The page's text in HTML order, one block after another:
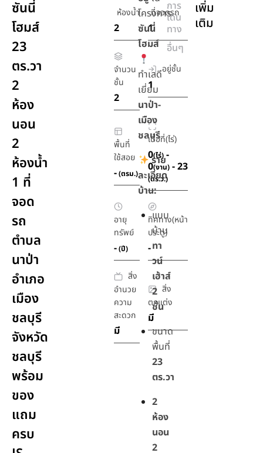
ซันนี่
โฮมส์
23
ตร.วา
2
ห้อง
นอน
2
ห้องน้ำ
1 ที่
จอด
รถ
ตำบล
นาป่า
อำเภอ
เมือง
ชลบุรี
จังหวัด
ชลบุรี
พร้อม
ของ
แถม
ครบ
ห้องน้ำ
2
ที่จอดรถ
1
จำนวน
ชั้น
2
อยู่ชั้น
1
พื้นที่
ใช้สอย
-(ตรม.)
เนื้อที่(ไร่)
0(ไร่)-
0(งาน) - 23
(ตร.ว.)
อายุ
ทรัพย์
-(ปี)
ทิศทาง(หน้า
ประตู)
-
สิ่ง
อำนวย
ความ
สะดวก
มี
สิ่ง
ตกแต่ง
มี
โครงการ
ซันนี่
โฮมส์
ทำเลดี
เยี่ยม
นาป่า-
เมือง
ชลบุรี
ราย
ละเอียด
บ้าน:
แบบ
บ้าน
ทา
วน์
เฮ้าส์
2
ชั้น
ขนาด
พื้นที่
23
ตร.วา
2
ห้อง
นอน
2
การ
เดิน
ทาง
อื่นๆ
เพิ่ม
เติม